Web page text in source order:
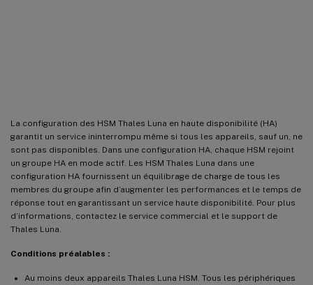
La configuration des HSM Thales Luna en haute disponibilité (HA)
garantit un service ininterrompu même si tous les appareils, sauf un, ne
sont pas disponibles. Dans une configuration HA, chaque HSM rejoint
un groupe HA en mode actif. Les HSM Thales Luna dans une
configuration HA fournissent un équilibrage de charge de tous les
membres du groupe afin d’augmenter les performances et le temps de
réponse tout en garantissant un service haute disponibilité. Pour plus
d’informations, contactez le service commercial et le support de
Thales Luna.
Conditions préalables :
Au moins deux appareils Thales Luna HSM. Tous les périphériques